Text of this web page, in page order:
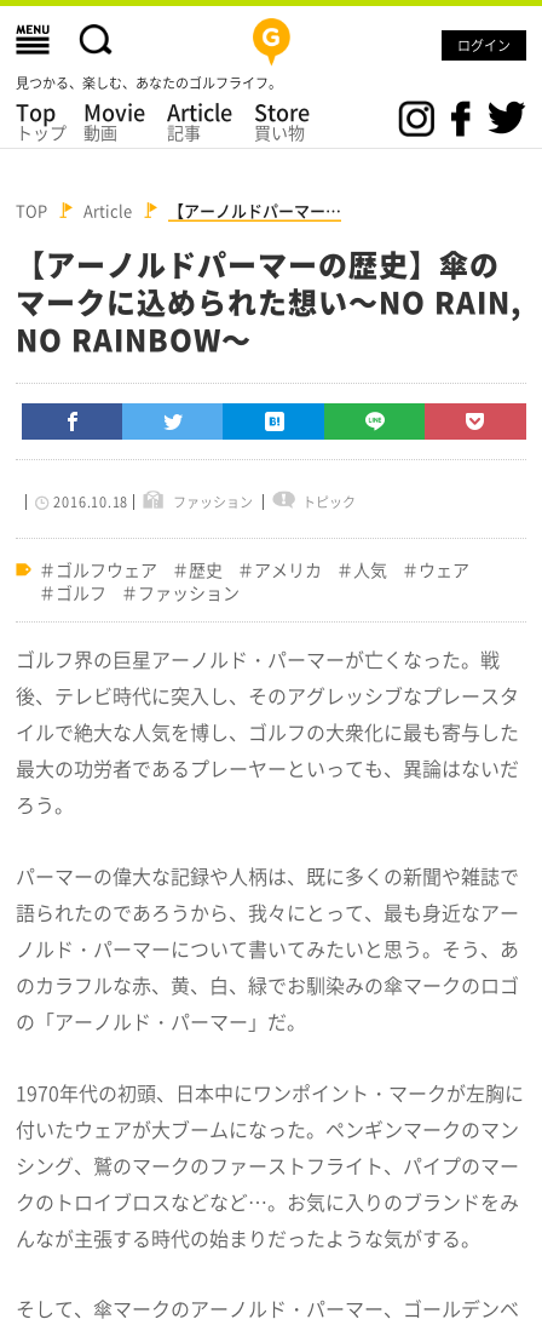
ログイン
見つかる、楽しむ、あなたのゴルフライフ。
Top
トップ
Movie
動画
Article
記事
Store
買い物
TOP Article 【アーノルドパーマー…
【アーノルドパーマーの歴史】傘の
マークに込められた想い～NO RAIN,
NO RAINBOW～
2016.10.18 ファッション トピック
ゴルフウェア 歴史 アメリカ 人気
ウェア
ゴルフ
ファッション
ゴルフ界の巨星アーノルド・パーマーが亡くなった。戦
後、テレビ時代に突入し、そのアグレッシブなプレースタ
イルで絶大な人気を博し、ゴルフの大衆化に最も寄与した
最大の功労者であるプレーヤーといっても、異論はないだ
ろう。
パーマーの偉大な記録や人柄は、既に多くの新聞や雑誌で
語られたのであろうから、我々にとって、最も身近なアー
ノルド・パーマーについて書いてみたいと思う。そう、あ
のカラフルな赤、黄、白、緑でお馴染みの傘マークのロゴ
の「アーノルド・パーマー」だ。
1970年代の初頭、日本中にワンポイント・マークが左胸に
付いたウェアが大ブームになった。ペンギンマークのマン
シング、鷲のマークのファーストフライト、パイプのマー
クのトロイブロスなどなど…。お気に入りのブランドをみ
んなが主張する時代の始まりだったような気がする。
そして、傘マークのアーノルド・パーマー、ゴールデンベ